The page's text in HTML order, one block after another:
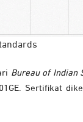
Bureau of Indian
Sertifikat